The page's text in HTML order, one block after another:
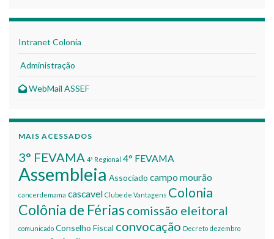
Intranet Colonia
Administração
WebMail ASSEF
MAIS ACESSADOS
3° FEVAMA 4ª Regional 4° FEVAMA
Assembleia Associado campo mourão
cancerdemama cascavel Clube de Vantagens Colonia
Colônia de Fériascomissão eleitoral
comunicado Conselho Fiscal convocação Decreto dezembro